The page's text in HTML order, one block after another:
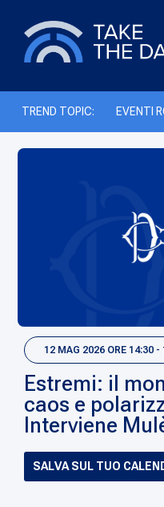
TREND TOPIC: EVENTI
12 MAG 2026 ORE 14:30 -
Estremi: il
caos e
Interviene
SALVA SUL TUO